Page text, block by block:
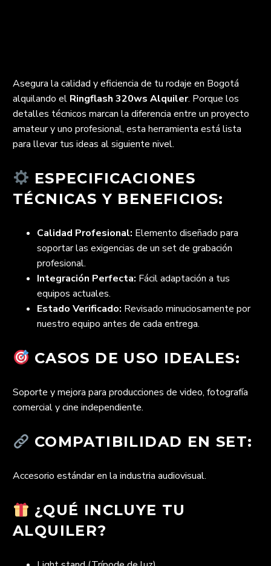
Asegura la calidad y eficiencia de tu rodaje en Bogotá
alquilando el Ringflash 320ws Alquiler. Porque los
detalles técnicos marcan la diferencia entre un proyecto
amateur y uno profesional, esta herramienta está lista
para llevar tus ideas al siguiente nivel.
ESPECIFICACIONES
TÉCNICAS Y BENEFICIOS:
Calidad Profesional: Elemento diseñado para
soportar las exigencias de un set de grabación
profesional.
Integración Perfecta: Fácil adaptación a tus
equipos actuales.
Estado Verificado: Revisado minuciosamente por
nuestro equipo antes de cada entrega.
CASOS DE USO IDEALES:
Soporte y mejora para producciones de video, fotografía
comercial y cine independiente.
COMPATIBILIDAD EN SET:
Accesorio estándar en la industria audiovisual.
¿QUÉ INCLUYE TU
ALQUILER?